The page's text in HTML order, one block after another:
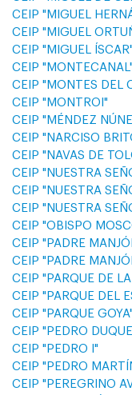
CEIP "MIGUEL
CEIP "MIGUEL
CEIP "MIGUEL ÍSCAR"
CEIP "MONTECANAL"
CEIP "MONTES DEL
CEIP "MONTROI"
CEIP "MÉNDEZ
CEIP "NARCISO
CEIP "NAVAS DE
CEIP "NUESTRA
CEIP "NUESTRA
CEIP "NUESTRA
CEIP "OBISPO
CEIP "PADRE
CEIP "PADRE
CEIP "PARQUE DE
CEIP "PARQUE DEL
CEIP "PARQUE GOYA"
CEIP "PEDRO
CEIP "PEDRO I"
CEIP "PEDRO
CEIP "PEREGRINO